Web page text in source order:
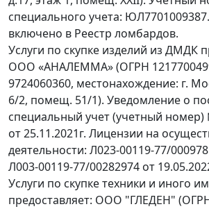
специального учета:
включено в Реестр ломбардов.
Услуги по скупке изделий из ДМДК
ООО «АНАЛЕММА» (ОГРН
9724060360, местонахождение: г.
6/2, помещ. 51/1). Уведомление о
специальный учет (учетный
от 25.11.2021г. Лицензии на
деятельности: Л023-00119-77/
Л003-00119-77/00282974 от
Услуги по скупке техники и иного
предоставляет: ООО "ГЛЕДЕН"